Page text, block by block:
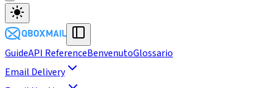
GuideAPI ReferenceBenvenutoGlossario
Email Delivery